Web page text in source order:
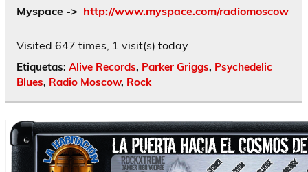
Myspace -> http://www.myspace.com/radiomoscow
Visited 647 times, 1 visit(s) today
Etiquetas: Alive Records, Parker Griggs, Psychedelic
Blues, Radio Moscow, Rock